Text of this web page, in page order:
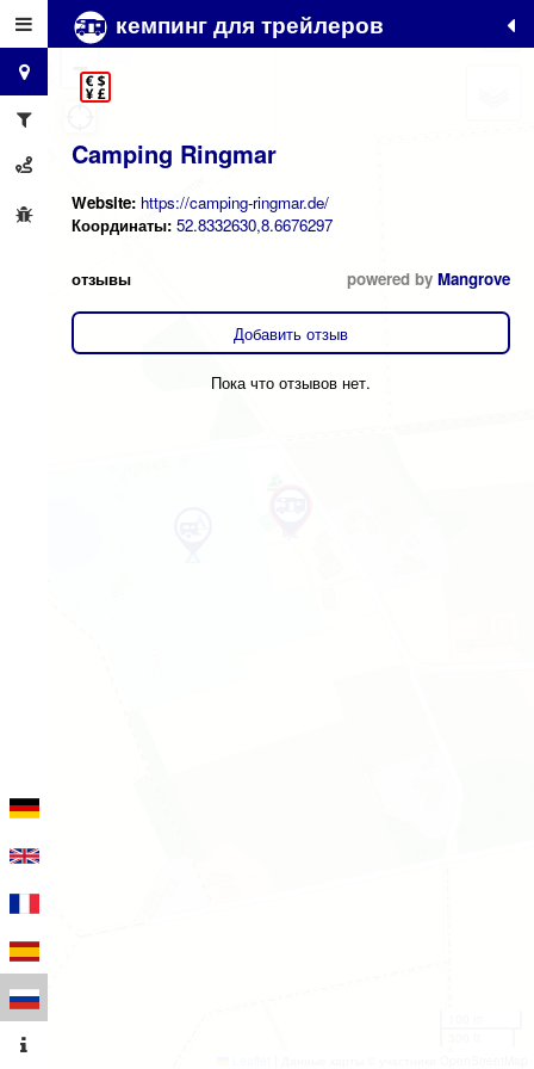
кемпинг для трейлеров
Camping Ringmar
Website: https://camping-ringmar.de/
Координаты: 52.8332630,8.6676297
отзывы powered by Mangrove
Добавить отзыв
Пока что отзывов нет.
+
−